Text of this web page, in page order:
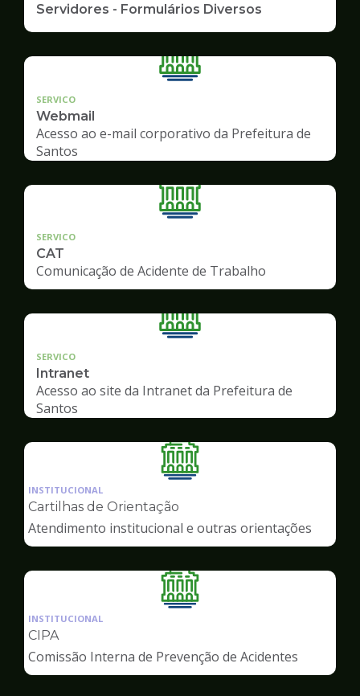
Servidores - Formulários Diversos
SERVICO
Webmail
Acesso ao e-mail corporativo da Prefeitura de
Santos
SERVICO
CAT
Comunicação de Acidente de Trabalho
SERVICO
Intranet
Acesso ao site da Intranet da Prefeitura de
Santos
Ilustração
da
de
Servidor
INSTITUCIONAL
Cartilhas de Orientação
Atendimento institucional e outras orientações
Ilustração
da
Servidor
INSTITUCIONAL
CIPA
Comissão Interna de Prevenção de Acidentes